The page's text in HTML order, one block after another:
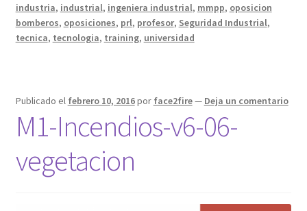
industria, industrial, ingeniera industrial, mmpp, oposicion
bomberos, oposiciones, prl, profesor, Seguridad Industrial,
tecnica, tecnologia, training, universidad
Publicado el febrero 10, 2016por face2fire— Deja un comentario
M1-Incendios-v6-06-
vegetacion